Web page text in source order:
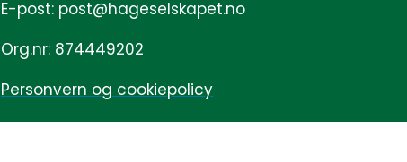
E-post: post@hageselskapet.no
Org.nr: 874449202
Personvern og cookiepolicy